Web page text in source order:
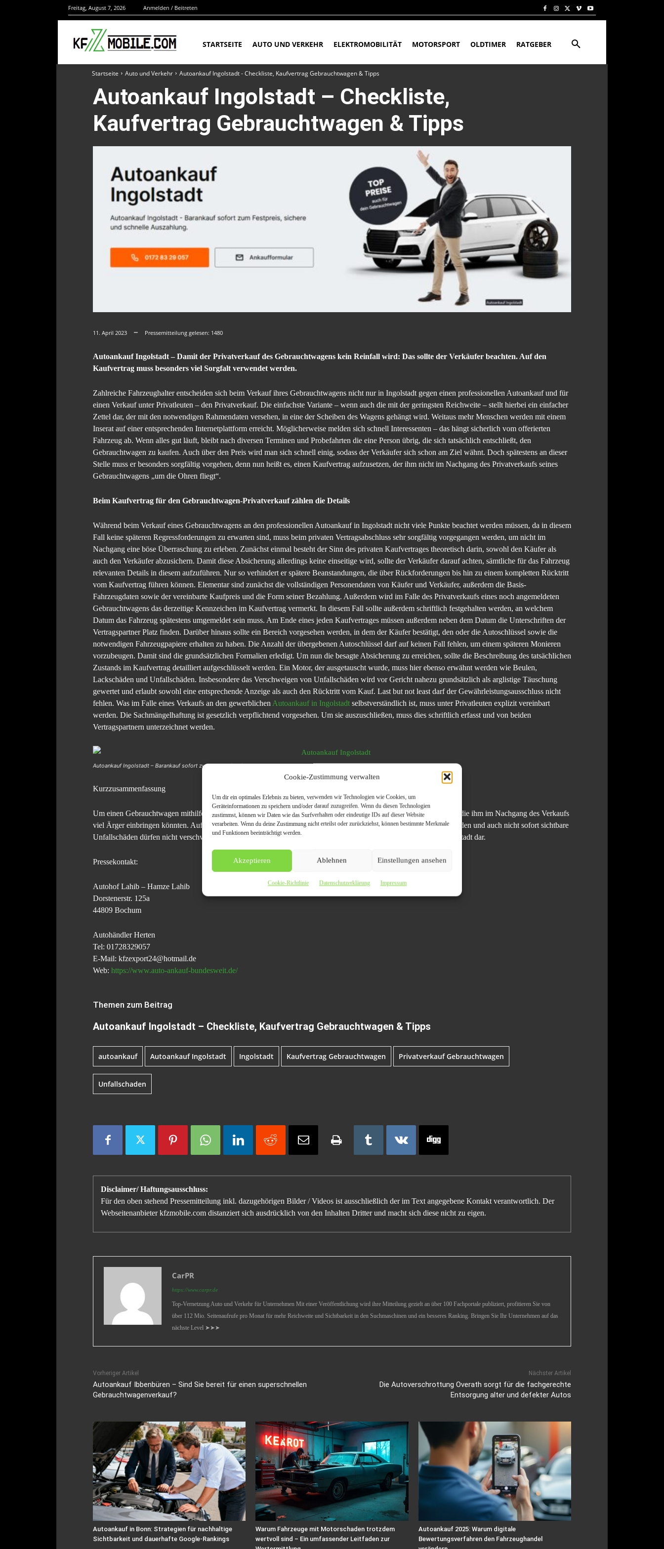
Cookie-Zustimmung verwalten
Um dir ein optimales Erlebnis zu bieten, verwenden wir Technologien wie Cookies, um
Geräteinformationen zu speichern und/oder darauf zuzugreifen. Wenn du diesen Technologien
zustimmst, können wir Daten wie das Surfverhalten oder eindeutige IDs auf dieser Website
verarbeiten. Wenn du deine Zustimmung nicht erteilst oder zurückziehst, können bestimmte Merkmale
und Funktionen beeinträchtigt werden.
Akzeptieren Ablehnen Einstellungen ansehen
Cookie-Richtlinie Datenschutzerklärung Impressum
Freitag, August 7, 2026 Anmelden / Beitreten
STARTSEITE AUTO UND VERKEHR ELEKTROMOBILITÄT MOTORSPORT OLDTIMER RATGEBER
Startseite Auto und Verkehr Autoankauf Ingolstadt - Checkliste, Kaufvertrag Gebrauchtwagen & Tipps
Autoankauf Ingolstadt – Checkliste,
Kaufvertrag Gebrauchtwagen & Tipps
11. April 2023 Pressemitteilung gelesen: 1480
Autoankauf Ingolstadt – Damit der Privatverkauf des Gebrauchtwagens kein Reinfall wird: Das sollte der Verkäufer beachten. Auf den
Kaufvertrag muss besonders viel Sorgfalt verwendet werden.
Zahlreiche Fahrzeughalter entscheiden sich beim Verkauf ihres Gebrauchtwagens nicht nur in Ingolstadt gegen einen professionellen Autoankauf und für
einen Verkauf unter Privatleuten – den Privatverkauf. Die einfachste Variante – wenn auch die mit der geringsten Reichweite – stellt hierbei ein einfacher
Zettel dar, der mit den notwendigen Rahmendaten versehen, in eine der Scheiben des Wagens gehängt wird. Weitaus mehr Menschen werden mit einem
Inserat auf einer entsprechenden Internetplattform erreicht. Möglicherweise melden sich schnell Interessenten – das hängt sicherlich vom offerierten
Fahrzeug ab. Wenn alles gut läuft, bleibt nach diversen Terminen und Probefahrten die eine Person übrig, die sich tatsächlich entschließt, den
Gebrauchtwagen zu kaufen. Auch über den Preis wird man sich schnell einig, sodass der Verkäufer sich schon am Ziel wähnt. Doch spätestens an dieser
Stelle muss er besonders sorgfältig vorgehen, denn nun heißt es, einen Kaufvertrag aufzusetzen, der ihm nicht im Nachgang des Privatverkaufs seines
Gebrauchtwagens „um die Ohren fliegt“.
Beim Kaufvertrag für den Gebrauchtwagen-Privatverkauf zählen die Details
Während beim Verkauf eines Gebrauchtwagens an den professionellen Autoankauf in Ingolstadt nicht viele Punkte beachtet werden müssen, da in diesem
Fall keine späteren Regressforderungen zu erwarten sind, muss beim privaten Vertragsabschluss sehr sorgfältig vorgegangen werden, um nicht im
Nachgang eine böse Überraschung zu erleben. Zunächst einmal besteht der Sinn des privaten Kaufvertrages theoretisch darin, sowohl den Käufer als
auch den Verkäufer abzusichern. Damit diese Absicherung allerdings keine einseitige wird, sollte der Verkäufer darauf achten, sämtliche für das Fahrzeug
relevanten Details in diesem aufzuführen. Nur so verhindert er spätere Beanstandungen, die über Rückforderungen bis hin zu einem kompletten Rücktritt
vom Kaufvertrag führen können. Elementar sind zunächst die vollständigen Personendaten von Käufer und Verkäufer, außerdem die Basis-
Fahrzeugdaten sowie der vereinbarte Kaufpreis und die Form seiner Bezahlung. Außerdem wird im Falle des Privatverkaufs eines noch angemeldeten
Gebrauchtwagens das derzeitige Kennzeichen im Kaufvertrag vermerkt. In diesem Fall sollte außerdem schriftlich festgehalten werden, an welchem
Datum das Fahrzeug spätestens umgemeldet sein muss. Am Ende eines jeden Kaufvertrages müssen außerdem neben dem Datum die Unterschriften der
Vertragspartner Platz finden. Darüber hinaus sollte ein Bereich vorgesehen werden, in dem der Käufer bestätigt, den oder die Autoschlüssel sowie die
notwendigen Fahrzeugpapiere erhalten zu haben. Die Anzahl der übergebenen Autoschlüssel darf auf keinen Fall fehlen, um einem späteren Monieren
vorzubeugen. Damit sind die grundsätzlichen Formalien erledigt. Um nun die besagte Absicherung zu erreichen, sollte die Beschreibung des tatsächlichen
Zustands im Kaufvertrag detailliert aufgeschlüsselt werden. Ein Motor, der ausgetauscht wurde, muss hier ebenso erwähnt werden wie Beulen,
Lackschäden und Unfallschäden. Insbesondere das Verschweigen von Unfallschäden wird vor Gericht nahezu grundsätzlich als arglistige Täuschung
gewertet und erlaubt sowohl eine entsprechende Anzeige als auch den Rücktritt vom Kauf. Last but not least darf der Gewährleistungsausschluss nicht
fehlen. Was im Falle eines Verkaufs an den gewerblichen Autoankauf in Ingolstadt selbstverständlich ist, muss unter Privatleuten explizit vereinbart
werden. Die Sachmängelhaftung ist gesetzlich verpflichtend vorgesehen. Um sie auszuschließen, muss dies schriftlich erfasst und von beiden
Vertragspartnern unterzeichnet werden.
Autoankauf Ingolstadt – Barankauf sofort zum Festpreis, sichere und schnelle Auszahlung.
Kurzzusammenfassung
Um einen Gebrauchtwagen mithilfe eines Privatverkaufs zu veräußern, sollte der Verkäufer einige Fallstricke kennen, die ihm im Nachgang des Verkaufs
viel Ärger einbringen könnten. Auf die einzelnen Formulierungen im Kaufvertrag sollte große Sorgfalt verwendet werden und auch nicht sofort sichtbare
Unfallschäden dürfen nicht verschwiegen werden. Eine Alternative stellt ein Autoankauf durch den Autoankauf Ingolstadt dar.
Pressekontakt:
Autohof Lahib – Hamze Lahib
Dorstenerstr. 125a
44809 Bochum
Autohändler Herten
Tel: 01728329057
E-Mail: kfzexport24@hotmail.de
Web: https://www.auto-ankauf-bundesweit.de/
Themen zum Beitrag
Autoankauf Ingolstadt – Checkliste, Kaufvertrag Gebrauchtwagen & Tipps
autoankauf Autoankauf Ingolstadt Ingolstadt Kaufvertrag Gebrauchtwagen Privatverkauf Gebrauchtwagen
Unfallschaden
Disclaimer/ Haftungsausschluss:
Für den oben stehend Pressemitteilung inkl. dazugehörigen Bilder / Videos ist ausschließlich der im Text angegebene Kontakt verantwortlich. Der
Webseitenanbieter kfzmobile.com distanziert sich ausdrücklich von den Inhalten Dritter und macht sich diese nicht zu eigen.
CarPR
https://www.carpr.de
Top-Vernetzung Auto und Verkehr für Unternehmen Mit einer Veröffentlichung wird ihre Mitteilung gezielt an über 100 Fachportale publiziert, profitieren Sie von
über 112 Mio. Seitenaufrufe pro Monat für mehr Reichweite und Sichtbarkeit in den Suchmaschinen und ein besseres Ranking. Bringen Sie Ihr Unternehmen auf das
nächste Level ➤➤➤
Vorheriger Artikel
Autoankauf Ibbenbüren – Sind Sie bereit für einen superschnellen
Gebrauchtwagenverkauf?
Nächster Artikel
Die Autoverschrottung Overath sorgt für die fachgerechte
Entsorgung alter und defekter Autos
Autoankauf in Bonn: Strategien für nachhaltige
Sichtbarkeit und dauerhafte Google-Rankings
Warum Fahrzeuge mit Motorschaden trotzdem
wertvoll sind – Ein umfassender Leitfaden zur
Autoankauf 2025: Warum digitale
Bewertungsverfahren den Fahrzeughandel